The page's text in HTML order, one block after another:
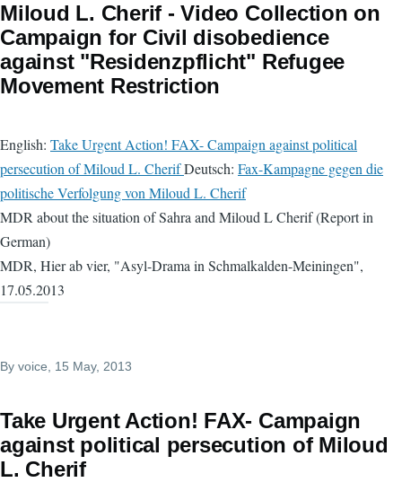
Miloud L. Cherif - Video Collection on
Campaign for Civil disobedience
against "Residenzpflicht" Refugee
Movement Restriction
English: Take Urgent Action! FAX- Campaign against political
persecution of Miloud L. CherifDeutsch: Fax-Kampagne gegen die
politische Verfolgung von Miloud L. Cherif
MDR about the situation of Sahra and Miloud L Cherif (Report in
German)
MDR, Hier ab vier, "Asyl-Drama in Schmalkalden-Meiningen",
17.05.2013
By voice, 15 May, 2013
Take Urgent Action! FAX- Campaign
against political persecution of Miloud
L. Cherif